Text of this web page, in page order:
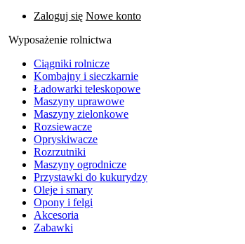
Zaloguj się Nowe konto
Wyposażenie rolnictwa
Ciągniki rolnicze
Kombajny i sieczkarnie
Ładowarki teleskopowe
Maszyny uprawowe
Maszyny zielonkowe
Rozsiewacze
Opryskiwacze
Rozrzutniki
Maszyny ogrodnicze
Przystawki do kukurydzy
Oleje i smary
Opony i felgi
Akcesoria
Zabawki